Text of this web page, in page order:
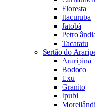
Floresta
Itacuruba
Jatobá
Tacaratu
Sertão do
Araripina
Bodoco
Exu
Granito
Ipubi